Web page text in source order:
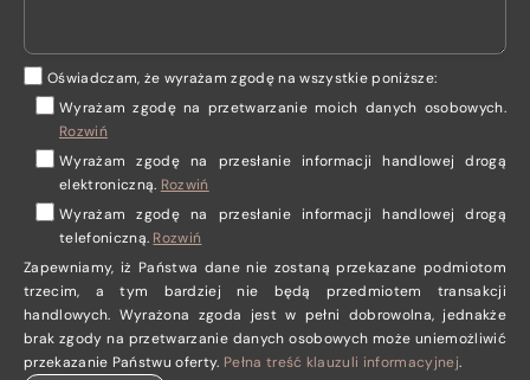
Oświadczam, że wyrażam zgodę na wszystkie poniższe:
Wyrażam zgodę na przetwarzanie moich danych osobowych.
Rozwiń
Wyrażam zgodęna przesłanie informacji handlowej drogą
elektroniczną. Rozwiń
Wyrażam zgodęna przesłanie informacji handlowej drogą
telefoniczną. Rozwiń
Zapewniamy, iż Państwa dane nie zostaną przekazane podmiotom
trzecim, a tym bardziej nie będą przedmiotem transakcji
handlowych. Wyrażona zgoda jest w pełni dobrowolna, jednakże
brak zgody na przetwarzanie danych osobowych może uniemożliwić
przekazanie Państwu oferty. Pełna treść klauzuli informacyjnej.